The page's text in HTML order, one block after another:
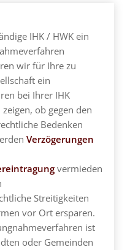
IHK / HWK ein
wir für Ihre zu
ein
bei Ihrer IHK
ob gegen den
Bedenken
Verzögerungen
vermieden
Streitigkeiten
vor Ort ersparen.
ist
oder Gemeinden